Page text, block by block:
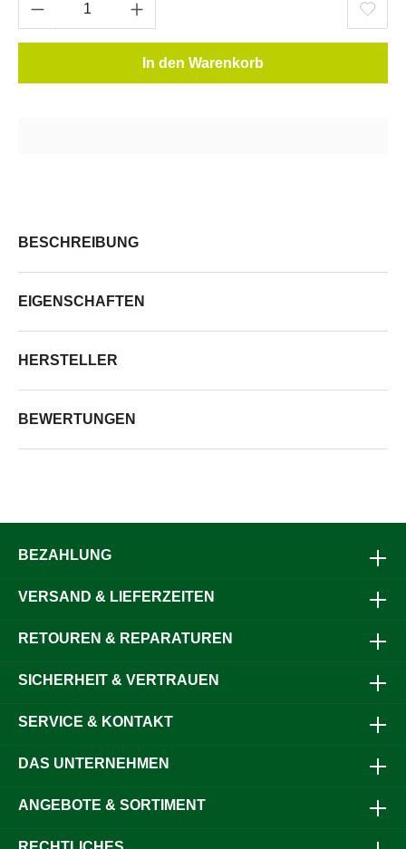
In den Warenkorb
BESCHREIBUNG
EIGENSCHAFTEN
HERSTELLER
BEWERTUNGEN
BEZAHLUNG
VERSAND & LIEFERZEITEN
RETOUREN & REPARATUREN
SICHERHEIT & VERTRAUEN
SERVICE & KONTAKT
DAS UNTERNEHMEN
ANGEBOTE & SORTIMENT